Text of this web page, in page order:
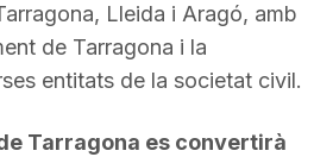
Lleida i Aragó, amb
de Tarragona i la
entitats de la societat civil.
Tarragona es convertirà